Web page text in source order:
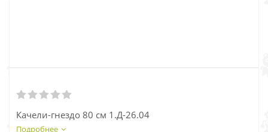
Качели-гнездо 80 см 1.Д-26.04
Подробнее